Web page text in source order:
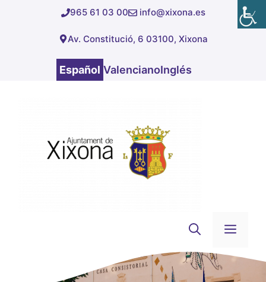
965 61 03 00 info@xixona.es
Av. Constitució, 6 03100, Xixona
Español ValencianoInglés